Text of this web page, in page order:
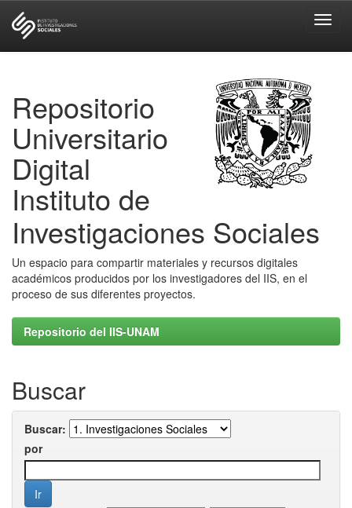
Repositorio
Universitario
Digital
Instituto de
Investigaciones Sociales
Un espacio para compartir materiales y recursos digitales
académicos producidos por los investigadores del IIS, en el
proceso de sus diferentes proyectos.
Repositorio del IIS-UNAM
Buscar
Buscar:
por